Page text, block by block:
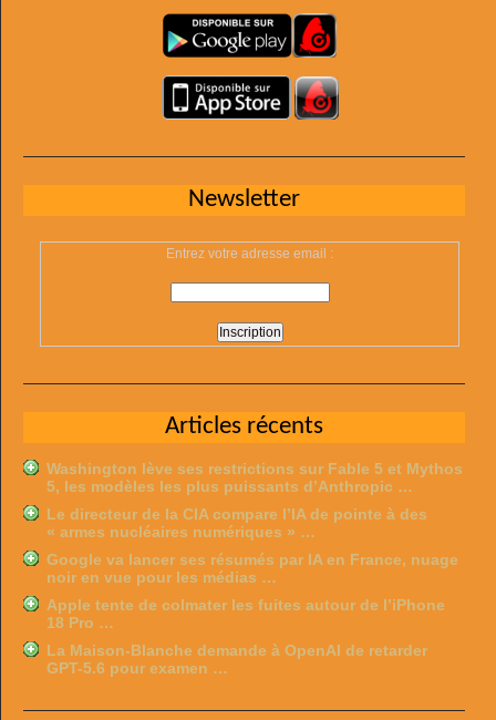
Newsletter
Entrez votre adresse email :
Articles récents
Washington lève ses restrictions sur Fable 5 et Mythos
5, les modèles les plus puissants d’Anthropic …
Le directeur de la CIA compare l’IA de pointe à des
« armes nucléaires numériques » …
Google va lancer ses résumés par IA en France, nuage
noir en vue pour les médias …
Apple tente de colmater les fuites autour de l’iPhone
18 Pro …
La Maison-Blanche demande à OpenAI de retarder
GPT-5.6 pour examen …